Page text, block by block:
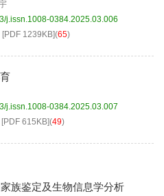
j.issn.1008-0384.2025.03.006
[PDF 1239KB](65)
j.issn.1008-0384.2025.03.007
[PDF 615KB](49)
族鉴定及生物信息学分析